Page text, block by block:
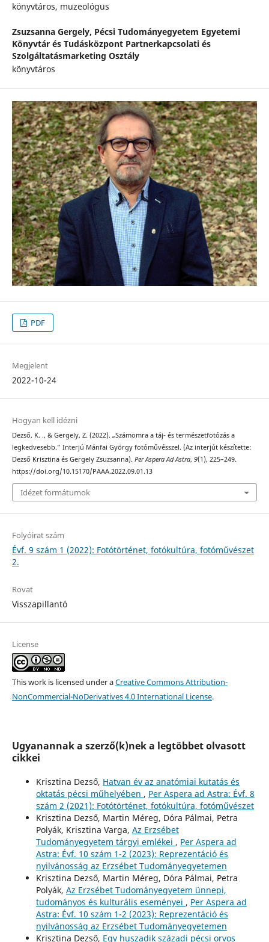
könyvtáros, muzeológus
Zsuzsanna Gergely, Pécsi Tudományegyetem Egyetemi
Könyvtár és Tudásközpont Partnerkapcsolati és
Szolgáltatásmarketing Osztály
könyvtáros
PDF
Megjelent
2022-10-24
Hogyan kell idézni
Dezső, K. ., & Gergely, Z. (2022). „Számomra a táj- és természetfotózás a
legkedvesebb.” Interjú Mánfai György fotóművésszel. (Az interjút készítette:
Dezső Krisztina és Gergely Zsuzsanna). Per Aspera Ad Astra, 9(1), 225–249.
https://doi.org/10.15170/PAAA.2022.09.01.13
Idézet formátumok
Folyóirat szám
Évf. 9 szám 1 (2022): Fotótörténet, fotókultúra, fotóművészet
2.
Rovat
Visszapillantó
License
This work is licensed under aCreative Commons Attribution-
NonCommercial-NoDerivatives 4.0 International License.
Ugyanannak a szerző(k)nek a legtöbbet olvasott
cikkei
Krisztina Dezső, Hatvan év az anatómiai kutatás és
oktatás pécsi műhelyében , Per Aspera ad Astra: Évf. 8
szám 2 (2021): Fotótörténet, fotókultúra, fotóművészet
Krisztina Dezső, Martin Méreg, Dóra Pálmai, Petra
Polyák, Krisztina Varga, Az Erzsébet
Tudományegyetem tárgyi emlékei , Per Aspera ad
Astra: Évf. 10 szám 1-2 (2023): Reprezentáció és
nyilvánosság az Erzsébet Tudományegyetemen
Krisztina Dezső, Martin Méreg, Dóra Pálmai, Petra
Polyák, Az Erzsébet Tudományegyetem ünnepi,
tudományos és kulturális eseményei , Per Aspera ad
Astra: Évf. 10 szám 1-2 (2023): Reprezentáció és
nyilvánosság az Erzsébet Tudományegyetemen
Krisztina Dezső, Egy huszadik századi pécsi orvos